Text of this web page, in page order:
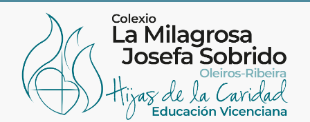
contenido